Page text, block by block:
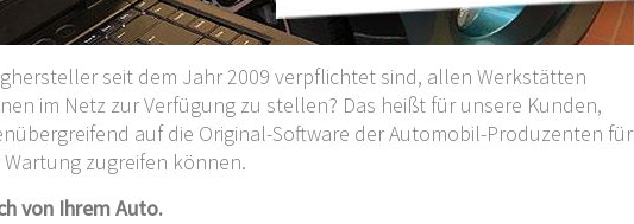
seit dem Jahr 2009 verpflichtet sind, allen Werkstätten
im Netz zur Verfügung zu stellen? Das heißt für unsere Kunden,
auf die Original-Software der Automobil-Produzenten für
zugreifen können.
von Ihrem Auto.